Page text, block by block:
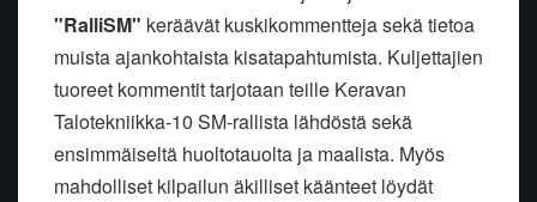
"RalliSM" keräävät kuskikommentteja sekä tietoa
muista ajankohtaista kisatapahtumista. Kuljettajien
tuoreet kommentit tarjotaan teille Keravan
Talotekniikka-10 SM-rallista lähdöstä sekä
ensimmäiseltä huoltotauolta ja maalista. Myös
mahdolliset kilpailun äkilliset käänteet löydät